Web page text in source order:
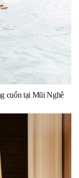
cuốn tại Mũi Nghê